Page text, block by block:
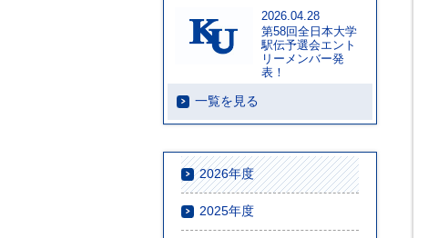
2026.04.28
第58回全日本大学
駅伝予選会エント
リーメンバー発
表！
一覧を見る
2026年度
2025年度